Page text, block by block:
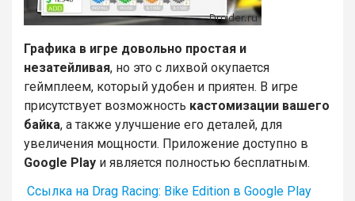
Графика в игре довольно простая и
незатейливая, но это с лихвой окупается
геймплеем, который удобен и приятен. В игре
присутствует возможность кастомизации вашего
байка, а также улучшение его деталей, для
увеличения мощности. Приложение доступно в
Google Play и является полностью бесплатным.
Ссылка на Drag Raсing: Bike Edition в Google Play